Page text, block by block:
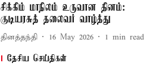
சிக்கிம் மாநிலம் உருவான தினம்:
குடியரசுத் தலைவர் வாழ்த்து
தினத்தந்தி 16 May 2026 1 min read
தேசிய செய்திகள்